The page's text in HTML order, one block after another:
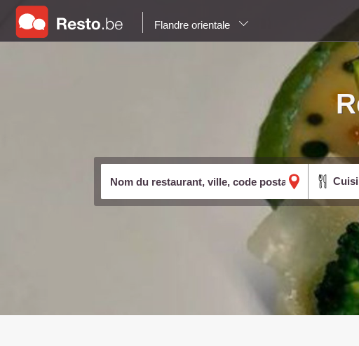
Flandre orientale